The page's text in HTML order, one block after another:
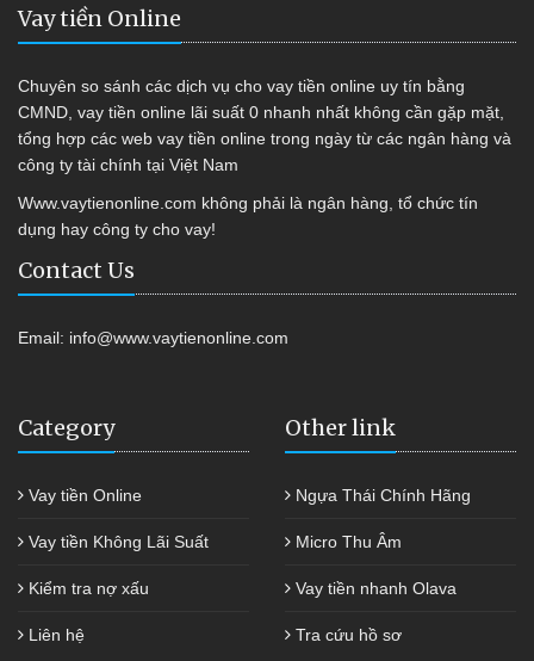
Vay tiền Online
Chuyên so sánh các dịch vụ cho vay tiền online uy tín bằng
CMND, vay tiền online lãi suất 0 nhanh nhất không cần gặp mặt,
tổng hợp các web vay tiền online trong ngày từ các ngân hàng và
công ty tài chính tại Việt Nam
Www.vaytienonline.com không phải là ngân hàng, tổ chức tín
dụng hay công ty cho vay!
Contact Us
Email: info@www.vaytienonline.com
Category
Vay tiền Online
Vay tiền Không Lãi Suất
Kiểm tra nợ xấu
Liên hệ
Other link
Ngựa Thái Chính Hãng
Micro Thu Âm
Vay tiền nhanh Olava
Tra cứu hồ sơ